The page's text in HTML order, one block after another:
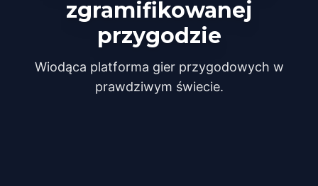
zgramifikowanej
przygodzie
Wiodąca platforma gier przygodowych w
prawdziwym świecie.